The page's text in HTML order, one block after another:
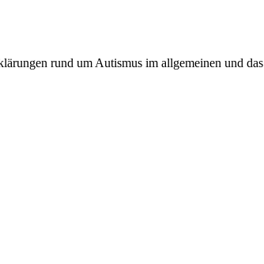
rund um Autismus im allgemeinen und das